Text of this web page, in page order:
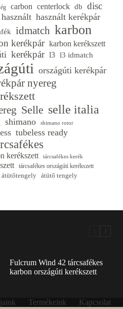
carbon centerlock db disc
használt használt kerékpár
idmatch karbon
kerékpár karbon kerékszett
kerékpár l3 l3 idmatch
országúti kerékpár
nyereg
Selle selle italia
shimano shimano rotor
tubeless ready
kerékszett tárcsafékes kerék
tárcsafékes országúti kerékszett
átütőtengely átütő tengely
Fulcrum Wind 42 tárcsafékes
karbon országúti kerékszett
Termékeink
Kapcsolat